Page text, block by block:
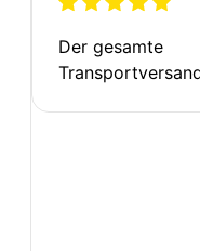
Der gesamte